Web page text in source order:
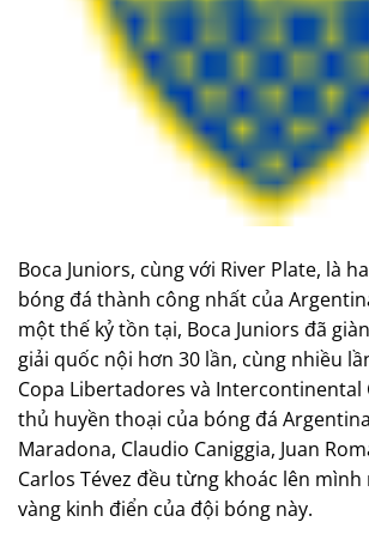
Boca Juniors, cùng với River Plate, là
bóng đá thành công nhất của
một thế kỷ tồn tại, Boca Juniors đã
giải quốc nội hơn 30 lần, cùng nhiều
Copa Libertadores và Intercontinental
thủ huyền thoại của bóng đá
Maradona, Claudio Caniggia, Juan
Carlos Tévez đều từng khoác lên mình
vàng kinh điển của đội bóng này.